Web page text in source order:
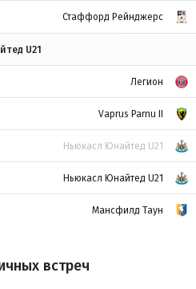
Стаффорд Рейнджерс
U21
Легион
Vaprus Parnu II
Ньюкасл Юнайтед U21
Ньюкасл Юнайтед U21
Мансфилд Таун
встреч